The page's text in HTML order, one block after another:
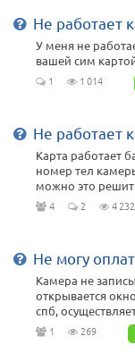
Не работает
У меня не
вашей сим
1 1 014
Не работает
Карта работает
номер тел
можно это
4 2 4 232
Не могу
Камера не
открывается
спб,
1 269